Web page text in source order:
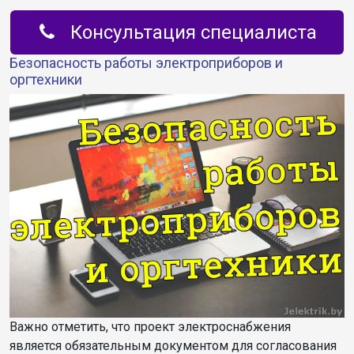
Консультация специалиста
Безопасность работы электроприборов и
оргтехники
Важно отметить, что проект электроснабжения
является обязательным документом для согласования